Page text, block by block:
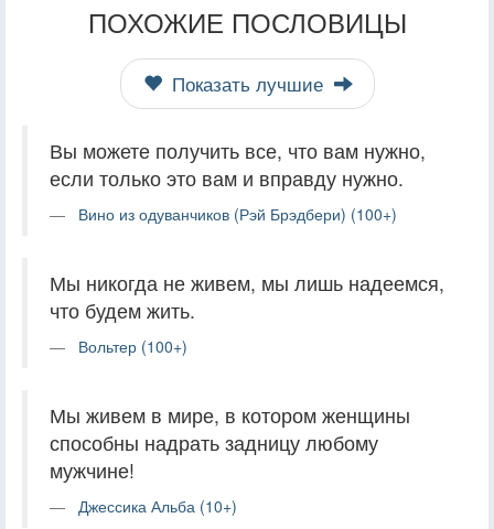
ПОХОЖИЕ ПОСЛОВИЦЫ
Показать лучшие
Вы можете получить все, что вам нужно,
если только это вам и вправду нужно.
Вино из одуванчиков (Рэй Брэдбери) (100+)
Мы никогда не живем, мы лишь надеемся,
что будем жить.
Вольтер (100+)
Мы живем в мире, в котором женщины
способны надрать задницу любому
мужчине!
Джессика Альба (10+)